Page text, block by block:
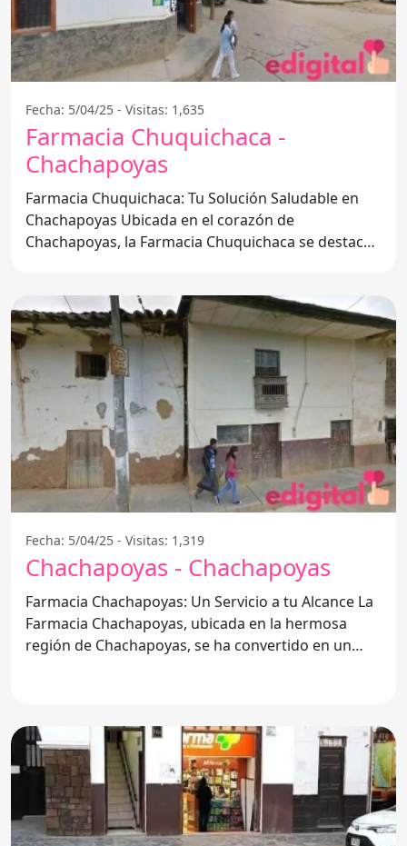
Fecha: 5/04/25 - Visitas: 1,635
Farmacia Chuquichaca -
Chachapoyas
Farmacia Chuquichaca: Tu Solución Saludable en
Chachapoyas Ubicada en el corazón de
Chachapoyas, la Farmacia Chuquichaca se destaca
Fecha: 5/04/25 - Visitas: 1,319
Chachapoyas - Chachapoyas
Farmacia Chachapoyas: Un Servicio a tu Alcance La
Farmacia Chachapoyas, ubicada en la hermosa
región de Chachapoyas, se ha convertido en un